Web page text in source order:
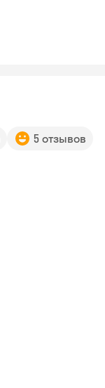
5 отзывов